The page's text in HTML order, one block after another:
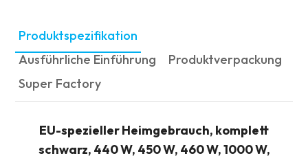
Produktspezifikation
Ausführliche Einführung
Produktverpackung
Super Factory
EU-spezieller Heimgebrauch, komplett
schwarz, 440 W, 450 W, 460 W, 1000 W,